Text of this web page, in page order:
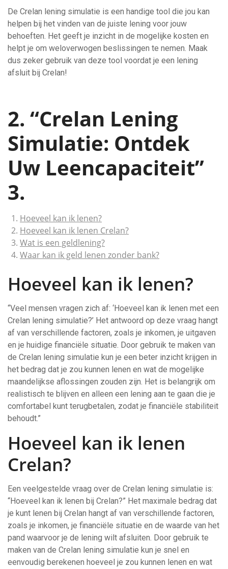
De Crelan lening simulatie is een handige tool die jou kan
helpen bij het vinden van de juiste lening voor jouw
behoeften. Het geeft je inzicht in de mogelijke kosten en
helpt je om weloverwogen beslissingen te nemen. Maak
dus zeker gebruik van deze tool voordat je een lening
afsluit bij Crelan!
2. “Crelan Lening
Simulatie: Ontdek
Uw Leencapaciteit”
3.
Hoeveel kan ik lenen?
Hoeveel kan ik lenen Crelan?
Wat is een geldlening?
Waar kan ik geld lenen zonder bank?
Hoeveel kan ik lenen?
“Veel mensen vragen zich af: ‘Hoeveel kan ik lenen met een
Crelan lening simulatie?’ Het antwoord op deze vraag hangt
af van verschillende factoren, zoals je inkomen, je uitgaven
en je huidige financiële situatie. Door gebruik te maken van
de Crelan lening simulatie kun je een beter inzicht krijgen in
het bedrag dat je zou kunnen lenen en wat de mogelijke
maandelijkse aflossingen zouden zijn. Het is belangrijk om
realistisch te blijven en alleen een lening aan te gaan die je
comfortabel kunt terugbetalen, zodat je financiële stabiliteit
behoudt.”
Hoeveel kan ik lenen
Crelan?
Een veelgestelde vraag over de Crelan lening simulatie is:
“Hoeveel kan ik lenen bij Crelan?” Het maximale bedrag dat
je kunt lenen bij Crelan hangt af van verschillende factoren,
zoals je inkomen, je financiële situatie en de waarde van het
pand waarvoor je de lening wilt afsluiten. Door gebruik te
maken van de Crelan lening simulatie kun je snel en
eenvoudig berekenen hoeveel je zou kunnen lenen en wat